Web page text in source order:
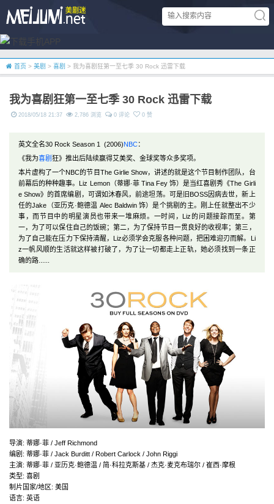
首页 > 美剧 > 喜剧 > 我为喜剧狂第一至七季 30 Rock 迅雷下载
我为喜剧狂第一至七季 30 Rock 迅雷下载
2018/05/18 21:37 2,786 浏览 0 评论 0 赞
英文全名30 Rock Season 1 (2006)NBC：
《我为喜剧狂》推出后陆续赢得艾美奖、金球奖等众多奖项。
本片虚构了一个NBC的节目The Girlie Show，讲述的就是这个节目制作团队，台
前幕后的种种趣事。Liz Lemon（蒂娜·菲 Tina Fey 饰）是当红喜剧秀《The Girli
e Show》的首席编剧，可谓如沐春风，前途坦荡。可是旧BOSS因病去世，新上
任的Jake（亚历克·鲍德温 Alec Baldwin 饰）是个挑剔的主。刚上任就整出不少
事，而节目中的明星演员也带来一堆麻烦。一时间，Liz的问题接踪而至。第
一，为了可以保住自己的饭碗；第二，为了保持节目一贯良好的收视率；第三，
为了自己能在压力下保持清醒，Liz必须学会克服各种问题，把困难迎刃而解。Li
z一帆风顺的生活就这样被打破了，为了让一切都走上正轨，她必须找到一条正
确的路......
导演: 蒂娜·菲 / Jeff Richmond
编剧 : 蒂娜·菲 / Jack Burditt / Robert Carlock / John Riggi
主演: 蒂娜·菲 / 亚历克·鲍德温 / 简·科拉克斯基 / 杰克·麦克布瑞尔 / 崔西·摩根
类型: 喜剧
制片国家/地区: 美国
语言: 英语